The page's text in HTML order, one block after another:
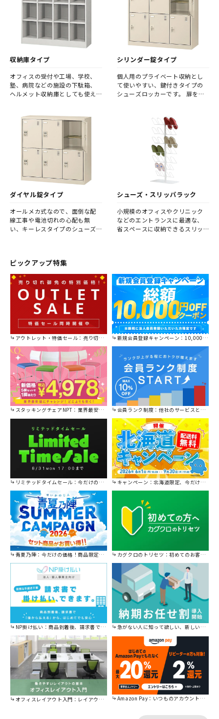
す。 個々のスペースに仕切りが
のパーソナルな収納スペースと
数の増減にも対応しやすく、不
特定のメンバー用の収納スペー
スとして、使用しやすいタイプで
収納庫タイプ
オフィスの受付や工場、学校、
塾、病院などの施設の下駄箱、
ヘルメット収納庫としても使え
中棚が無いため、シンプルな収
納庫として、柔軟にご使用いただ
けます。
シリンダー錠タイプ
個人用のプライベート収納とし
て使いやすい、鍵付きタイプの
シューズロッカーです。 扉を締
ィ性と整然とした外観を維持で
ダイヤル錠タイプ
オールメカ式なので、面倒な配
線工事や電池切れの心配も無
い、キーレスタイプのシューズ
ボックスとして、如何でしょう
か。
シューズ・スリッパラック
小規模のオフィスやクリニック
などのエントランスに最適な、
省スペースに収納できるスリッ
ピックアップ特集
アウトレット・特価セール：売り切れ御免の特別価格！ 新規会員登録キャンペーン：10,000円OFFクーポン進呈中！
スタッキングチェアNPT：業界最安値に挑戦！ 会員ランク制度：他社のサービスと比較してください。
リミテッドタイムセール：今だけの限定セール。 キャンペーン：北海道限定、今だけ送料無料！
青夏乃陣：今だけの価格！商品限定セール開催中です。 カグクロのトリセツ：初めてのお客様はこちら。
NP掛け払い：商品到着後、請求書で後から払えます。 急がない人に知って欲しい、新しい割引を始めました。
オフィスレイアウト入門：レイアウトの基本をご紹介。 Amazon Pay：いつものアカウントで簡単に決済可能。